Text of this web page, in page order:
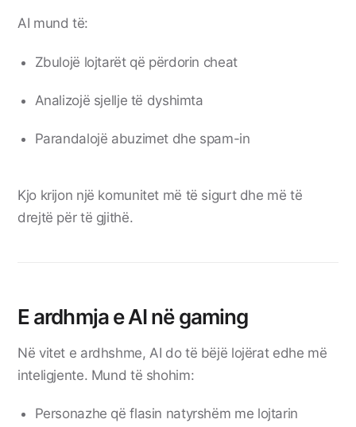
AI mund të:
Zbulojë lojtarët që përdorin cheat
Analizojë sjellje të dyshimta
Parandalojë abuzimet dhe spam-in
Kjo krijon një komunitet më të sigurt dhe më të
drejtë për të gjithë.
E ardhmja e AI në gaming
Në vitet e ardhshme, AI do të bëjë lojërat edhe më
inteligjente. Mund të shohim:
Personazhe që flasin natyrshëm me lojtarin